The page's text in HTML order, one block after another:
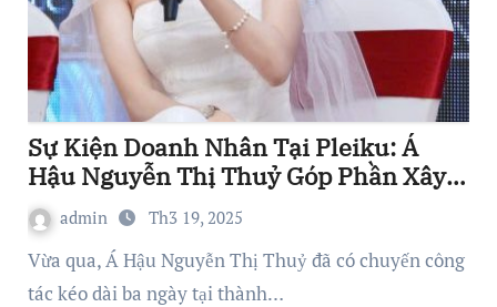
Sự Kiện Doanh Nhân Tại Pleiku: Á
Hậu Nguyễn Thị Thuỷ Góp Phần Xây
Dựng Hệ Sinh Thái Kinh Doanh Vững
Mạnh
admin Th3 19, 2025
Vừa qua, Á Hậu Nguyễn Thị Thuỷ đã có chuyến công
tác kéo dài ba ngày tại thành…